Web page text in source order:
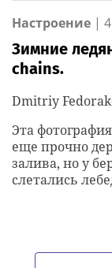
Настроение |
Зимние
chains.
Dmitriy
Эта
еще прочно
залива, но у
слетались